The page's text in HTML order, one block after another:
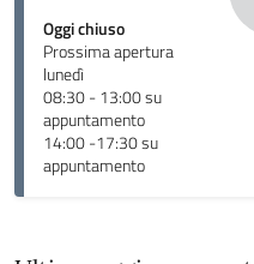
Oggi chiuso
Prossima apertura
lunedì
08:30 - 13:00 su
appuntamento
14:00 -17:30 su
appuntamento